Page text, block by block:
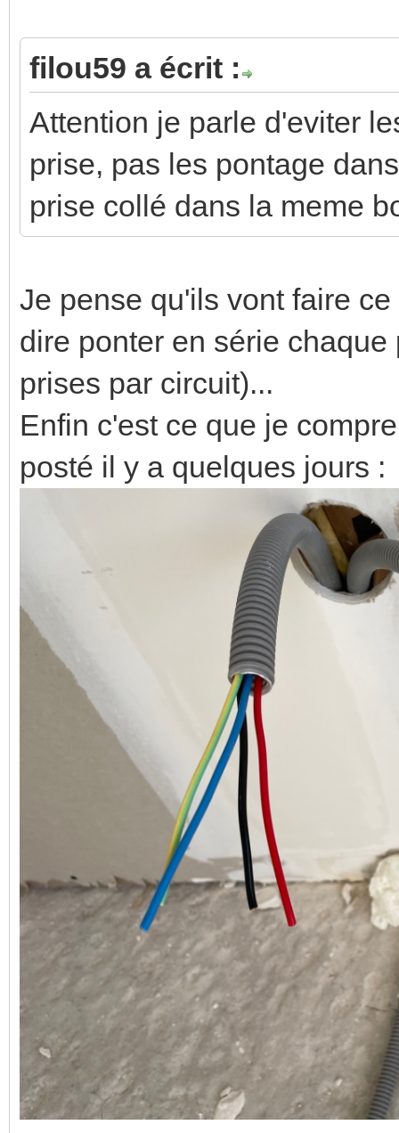
filou59 a écrit :
Attention je parle d'eviter
prise, pas les pontage
prise collé dans la meme
Je pense qu'ils vont faire
dire ponter en série
prises par circuit)...
Enfin c'est ce que je
posté il y a quelques jours :